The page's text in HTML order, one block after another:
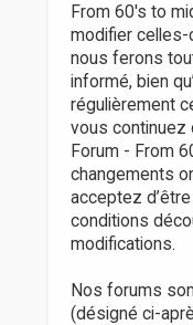
From 60's to
modifier celles-
nous ferons
informé, bien
régulièrement
vous continuez
Forum - From
changements
acceptez
conditions
modifications.
Nos forums
(désigné ci-